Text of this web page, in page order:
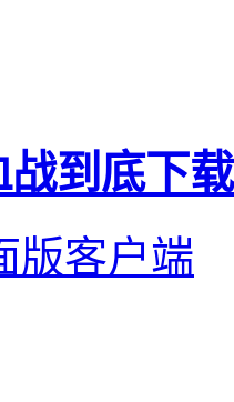
到底下
版客户端